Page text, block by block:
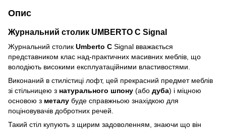
Опис
Журнальний столик UMBERTO C Signal
Журнальний столик Umberto C Signal вважається
представником клас над-практичних масивних меблів, що
володіють високими експлуатаційними властивостями.
Виконаний в стилістиці лофт, цей прекрасний предмет меблів
зі стільницею з натурального шпону (або дуба) і міцною
основою з металу буде справжньою знахідкою для
поціновувачів добротних речей.
Такий стіл купують з щирим задоволенням, знаючи що він